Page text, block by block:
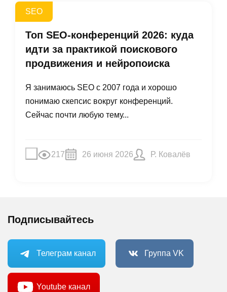
SEO
Топ SEO-конференций 2026: куда
идти за практикой поискового
продвижения и нейропоиска
Я занимаюсь SEO с 2007 года и хорошо
понимаю скепсис вокруг конференций.
Сейчас почти любую тему...
217 26 июня 2026 Р. Ковалёв
Подписывайтесь
Телеграм канал Группа VK
Youtube канал